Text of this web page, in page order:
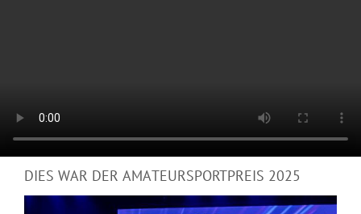
DIES WAR DER AMATEURSPORTPREIS 2025